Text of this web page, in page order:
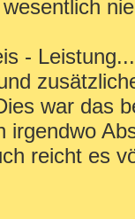
-
war das
irgendwo
reicht es